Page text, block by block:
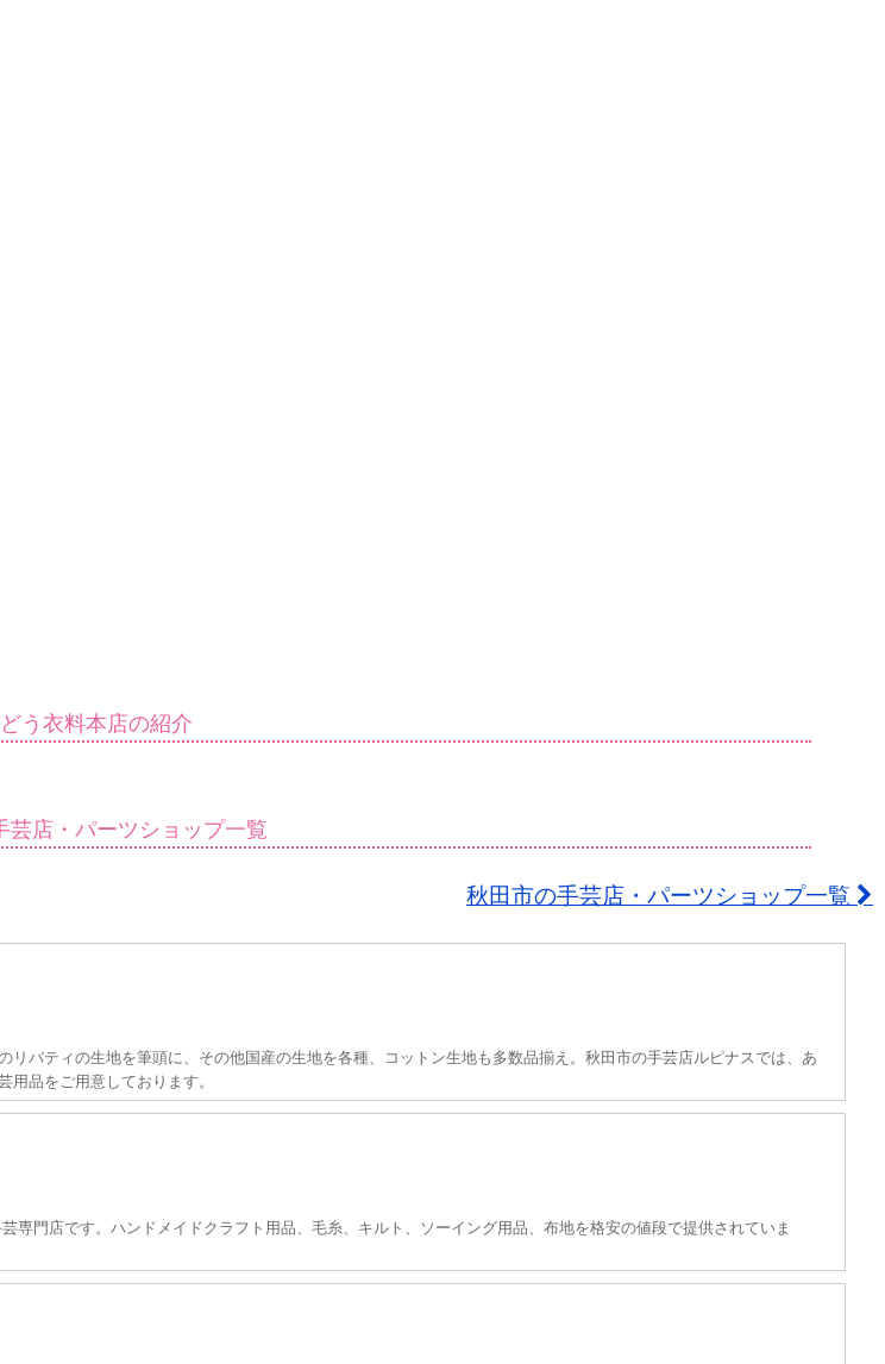
う衣料本店の紹介
芸店・パーツショップ一覧
秋田市の手芸店・パーツショップ一覧
バティの生地を筆頭に、その他国産の生地を各種、コットン生地も多数品揃え。秋田市の手芸店ルピナスでは、あ
品をご用意しております。
門店です。ハンドメイドクラフト用品、毛糸、キルト、ソーイング用品、布地を格安の値段で提供されていま